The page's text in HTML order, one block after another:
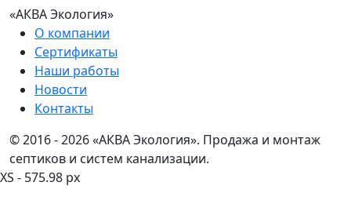
«АКВА Экология»
О компании
Сертификаты
Наши работы
Новости
Контакты
© 2016 - 2026 «АКВА Экология». Продажа и монтаж
септиков и систем канализации.
XS - 575.98 px